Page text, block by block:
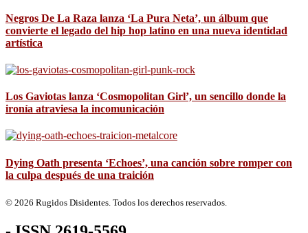
Negros De La Raza lanza ‘La Pura Neta’, un álbum que
convierte el legado del hip hop latino en una nueva identidad
artística
Los Gaviotas lanza ‘Cosmopolitan Girl’, un sencillo donde la
ironía atraviesa la incomunicación
Dying Oath presenta ‘Echoes’, una canción sobre romper con
la culpa después de una traición
© 2026 Rugidos Disidentes. Todos los derechos reservados.